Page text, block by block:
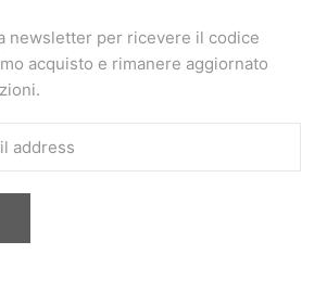
newsletter per ricevere il codice
acquisto e rimanere aggiornato